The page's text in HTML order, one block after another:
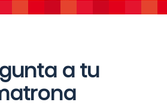
a tu